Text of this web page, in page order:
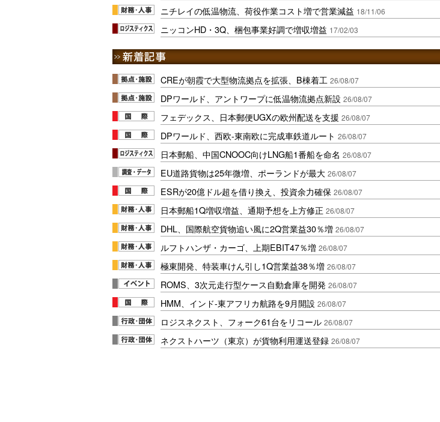
ニチレイの低温物流、荷役作業コスト増で営業減益 18/11/06
ニッコンHD・3Q、梱包事業好調で増収増益 17/02/03
CREが朝霞で大型物流拠点を拡張、B棟着工 26/08/07
DPワールド、アントワープに低温物流拠点新設 26/08/07
フェデックス、日本郵便UGXの欧州配送を支援 26/08/07
DPワールド、西欧-東南欧に完成車鉄道ルート 26/08/07
日本郵船、中国CNOOC向けLNG船1番船を命名 26/08/07
EU道路貨物は25年微増、ポーランドが最大 26/08/07
ESRが20億ドル超を借り換え、投資余力確保 26/08/07
日本郵船1Q増収増益、通期予想を上方修正 26/08/07
DHL、国際航空貨物追い風に2Q営業益30％増 26/08/07
ルフトハンザ・カーゴ、上期EBIT47％増 26/08/07
極東開発、特装車けん引し1Q営業益38％増 26/08/07
ROMS、3次元走行型ケース自動倉庫を開発 26/08/07
HMM、インド-東アフリカ航路を9月開設 26/08/07
ロジスネクスト、フォーク61台をリコール 26/08/07
ネクストハーツ（東京）が貨物利用運送登録 26/08/07